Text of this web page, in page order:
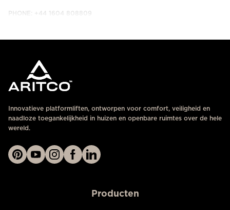
PHONE: +44 1604 808809
Innovatieve platformliften, ontworpen voor comfort, veiligheid en
naadloze toegankelijkheid in huizen en openbare ruimtes over de hele
wereld.
Producten